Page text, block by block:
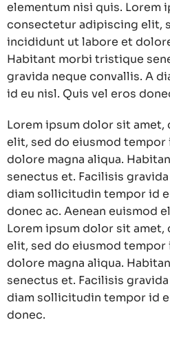
elementum nisi quis. Lorem
consectetur adipiscing elit,
incididunt ut labore et
Habitant morbi tristique
gravida neque convallis. A
id eu nisl. Quis vel eros
Lorem ipsum dolor sit
elit, sed do eiusmod
dolore magna aliqua.
senectus et. Facilisis
diam sollicitudin tempor id
donec ac. Aenean euismod
Lorem ipsum dolor sit
elit, sed do eiusmod
dolore magna aliqua.
senectus et. Facilisis
diam sollicitudin tempor id
donec.